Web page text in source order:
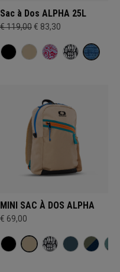
Sac à Dos ALPHA 25L
€ 119,00€ 83,30
MINI SAC À DOS ALPHA
€ 69,00